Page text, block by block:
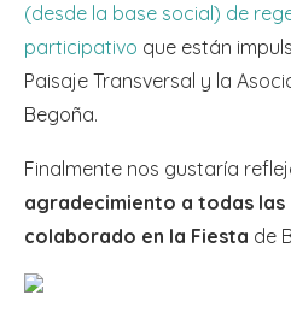
(desde la base social) de
participativo que están
Paisaje Transversal y la
Begoña.
Finalmente nos gustaría
agradecimiento a todas las
colaborado en la Fiesta de